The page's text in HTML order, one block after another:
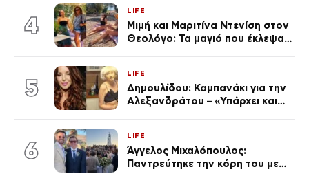
4
LIFE
Μιμή και Μαριτίνα Ντενίση στον
Θεολόγο: Τα μαγιό που έκλεψαν
5
LIFE
Δημουλίδου: Καμπανάκι για την
Αλεξανδράτου – «Υπάρχει και
6
LIFE
Άγγελος Μιχαλόπουλος:
Παντρεύτηκε την κόρη του με